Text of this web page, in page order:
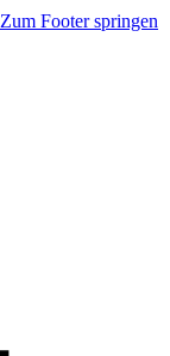
Zum Footer springen